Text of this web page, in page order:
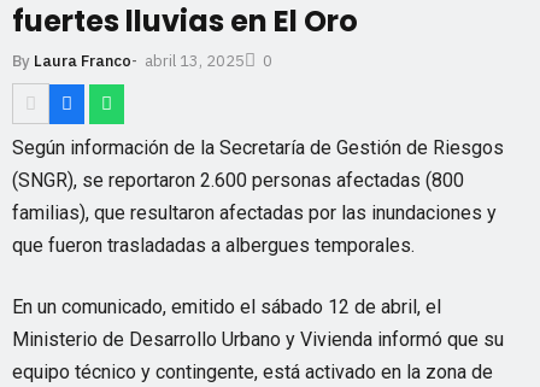
fuertes lluvias en El Oro
By Laura Franco- abril 13, 2025 0
Según información de la Secretaría de Gestión de Riesgos
(SNGR), se reportaron 2.600 personas afectadas (800
familias), que resultaron afectadas por las inundaciones y
que fueron trasladadas a albergues temporales.
En un comunicado, emitido el sábado 12 de abril, el
Ministerio de Desarrollo Urbano y Vivienda informó que su
equipo técnico y contingente, está activado en la zona de